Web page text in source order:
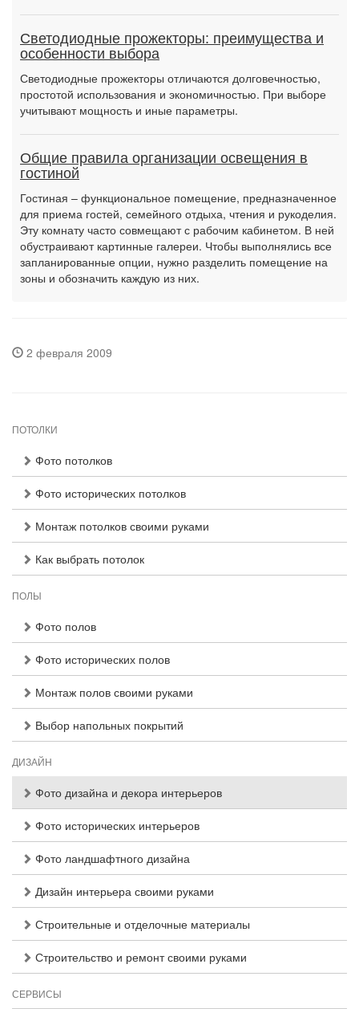
Светодиодные прожекторы: преимущества и
особенности выбора
Светодиодные прожекторы отличаются долговечностью,
простотой использования и экономичностью. При выборе
учитывают мощность и иные параметры.
Общие правила организации освещения в
гостиной
Гостиная – функциональное помещение, предназначенное
для приема гостей, семейного отдыха, чтения и рукоделия.
Эту комнату часто совмещают с рабочим кабинетом. В ней
обустраивают картинные галереи. Чтобы выполнялись все
запланированные опции, нужно разделить помещение на
зоны и обозначить каждую из них.
2 февраля 2009
ПОТОЛКИ
Фото потолков
Фото исторических потолков
Монтаж потолков своими руками
Как выбрать потолок
ПОЛЫ
Фото полов
Фото исторических полов
Монтаж полов своими руками
Выбор напольных покрытий
ДИЗАЙН
Фото дизайна и декора интерьеров
Фото исторических интерьеров
Фото ландшафтного дизайна
Дизайн интерьера своими руками
Строительные и отделочные материалы
Строительство и ремонт своими руками
СЕРВИСЫ